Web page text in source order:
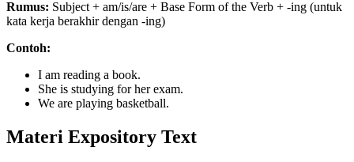
Rumus: Subject + am/is/are + Base Form of the Verb + -ing (untuk
kata kerja berakhir dengan -ing)
Contoh:
I am reading a book.
She is studying for her exam.
We are playing basketball.
Materi Expository Text